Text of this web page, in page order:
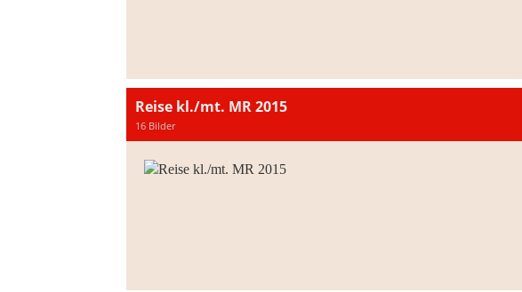
Reise kl./mt. MR 2015
16 Bilder